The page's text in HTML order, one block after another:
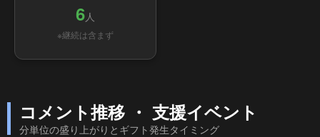
6人
※継続は含まず
コメント推移 ・ 支援イベント
分単位の盛り上がりとギフト発生タイミング